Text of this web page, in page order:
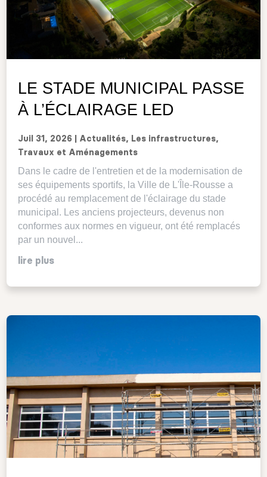
LE STADE MUNICIPAL PASSE
À L’ÉCLAIRAGE LED
Juil 31, 2026 Actualités, Les infrastructures,
Travaux et Aménagements
Dans le cadre de l'entretien et de la modernisation de
ses équipements sportifs, la Ville de L'Île-Rousse a
procédé au remplacement de l'éclairage du stade
municipal. Les anciens projecteurs, devenus non
conformes aux normes en vigueur, ont été remplacés
par un nouvel...
lire plus